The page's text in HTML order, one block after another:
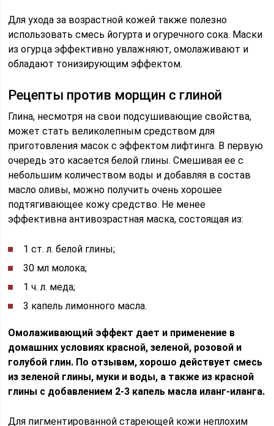
Для ухода за возрастной кожей также полезно
использовать смесь йогурта и огуречного сока. Маски
из огурца эффективно увлажняют, омолаживают и
обладают тонизирующим эффектом.
Рецепты против морщин с глиной
Глина, несмотря на свои подсушивающие свойства,
может стать великолепным средством для
приготовления масок с эффектом лифтинга. В первую
очередь это касается белой глины. Смешивая ее с
небольшим количеством воды и добавляя в состав
масло оливы, можно получить очень хорошее
подтягивающее кожу средство. Не менее
эффективна антивозрастная маска, состоящая из:
1 ст. л. белой глины;
30 мл молока;
1 ч. л. меда;
3 капель лимонного масла.
Омолаживающий эффект дает и применение в
домашних условиях красной, зеленой, розовой и
голубой глин. По отзывам, хорошо действует смесь
из зеленой глины, муки и воды, а также из красной
глины с добавлением 2-3 капель масла иланг-иланга.
Для пигментированной стареющей кожи неплохим